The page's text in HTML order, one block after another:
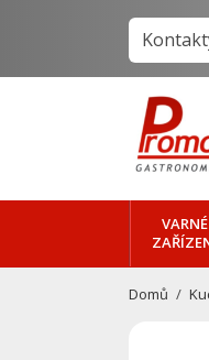
VARNÉ
Domů